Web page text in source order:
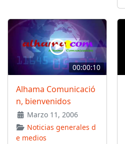
00:00:10
Alhama Comunicació
n, bienvenidos
Marzo 11, 2006
Noticias generales d
e medios